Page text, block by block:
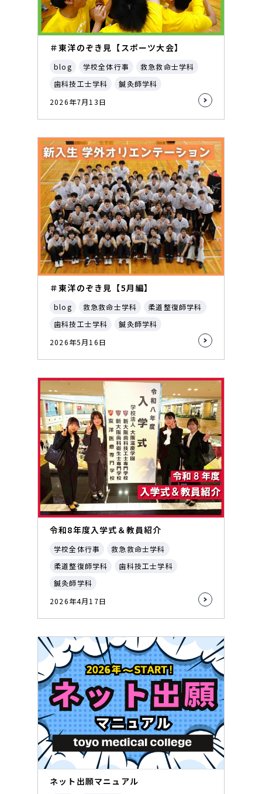
＃東洋のぞき見【スポーツ大会】
blog 学校全体行事
救急救命士学科
歯科技工士学科
鍼灸師学科
2026年7月13日
＃東洋のぞき見【5月編】
blog 救急救命士学科
柔道整復師学科
歯科技工士学科
鍼灸師学科
2026年5月16日
令和8年度入学式＆教員紹介
学校全体行事
救急救命士学科
柔道整復師学科
歯科技工士学科
鍼灸師学科
2026年4月17日
ネット出願マニュアル